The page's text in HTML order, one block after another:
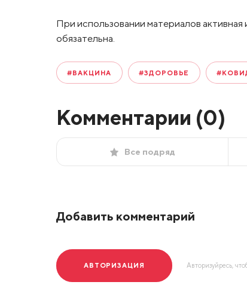
При использовании материалов
обязательна.
#ВАКЦИНА #ЗДОРОВЬЕ
Комментарии (0)
Все подряд
Добавить комментарий
АВТОРИЗАЦИЯ Авторизуйресь,